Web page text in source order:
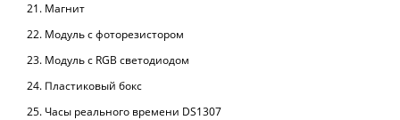
Магнит
Модуль с фоторезистором
Модуль с RGB светодиодом
Пластиковый бокс
Часы реального времени DS1307